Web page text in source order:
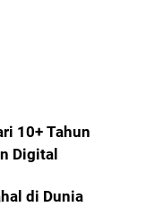
10+ Tahun
Digital
di Dunia